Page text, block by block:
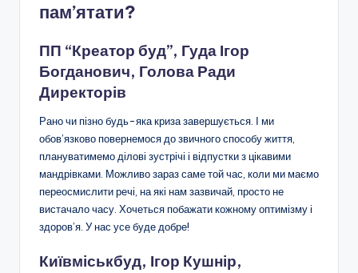
пам’ятати?
ПП “Креатор буд”, Гуда Ігор
Богданович, Голова Ради
Директорів
Рано чи пізно будь-яка криза завершується. І ми
обов’язково повернемося до звичного способу життя,
плануватимемо ділові зустрічі і відпустки з цікавими
мандрівками. Можливо зараз саме той час, коли ми маємо
переосмислити речі, на які нам зазвичай, просто не
вистачало часу. Хочеться побажати кожному оптимізму і
здоров’я. У нас усе буде добре!
Київміськбуд, Ігор Кушнір,